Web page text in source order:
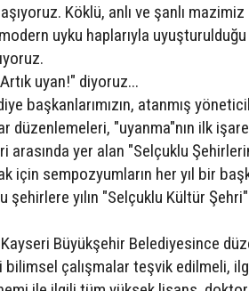
Köklü, anlı ve şanlı
uyku haplarıyla
uyan!" diyoruz...
başkanlarımızın, atanmış
düzenlemeleri, "uyanma"nın ilk
arasında yer alan "Selçuklu
için sempozyumların her yıl bir
şehirlere yılın "Selçuklu Kültür
Büyükşehir Belediyesince
bilimsel çalışmalar teşvik edilmeli,